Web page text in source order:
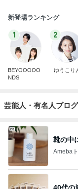
新登場ランキング
1
BEYOOOOO
NDS
2
ゆうこり
芸能人・有名人ブロ
靴の中
Ameba